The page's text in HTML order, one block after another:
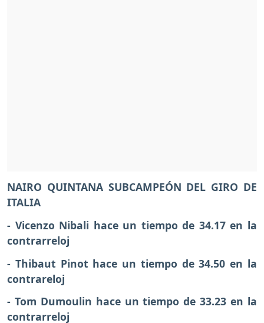
NAIRO QUINTANA SUBCAMPEÓN DEL GIRO DE
ITALIA
- Vicenzo Nibali hace un tiempo de 34.17 en la
contrarreloj
- Thibaut Pinot hace un tiempo de 34.50 en la
contrareloj
- Tom Dumoulin hace un tiempo de 33.23 en la
contrarreloj